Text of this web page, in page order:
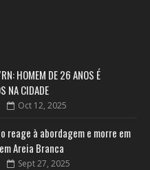
HOMEM DE 26 ANOS É
NA CIDADE
Oct 12, 2025
reage à abordagem e morre em
Areia Branca
Sept 27, 2025